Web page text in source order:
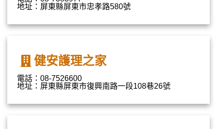
地址：屏東縣屏東市忠孝路580號
健安護理之家
電話：08-7526600
地址：屏東縣屏東市復興南路一段108巷26號